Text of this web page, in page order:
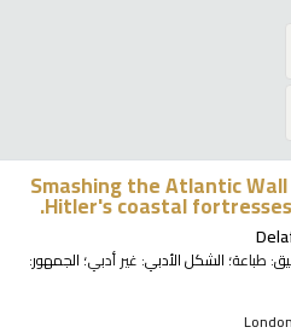
Smashing the Atlantic
Hitler's coastal
طباعة؛ الشكل الأدبي: غير أدبي؛ الجمهور: